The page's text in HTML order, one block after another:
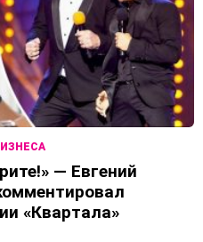
— Евгений
«Квартала»